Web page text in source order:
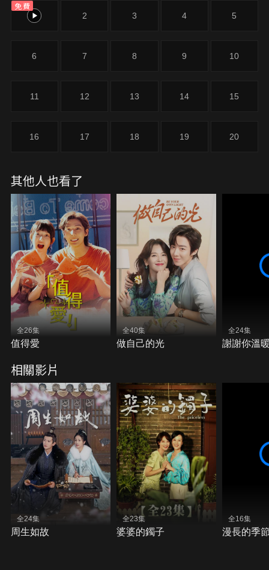
的路上偶遇一名男子，敏銳察覺到他神色異常，轉身
追了上去。男子爬上大樓天臺，果然想要輕生。劉瑕
理諮詢學術論壇。在掌聲和聚光燈下，劉瑕侃侃而
免費
1 2 3 4 5
6 7 8 9 10
11 12 13 14 15
16 17 18 19 20
其他人也看了
全26集
值得愛
全40集
做自己的光
全24集
謝謝你溫
相關影片
全24集
周生如故
全23集
婆婆的鐲子
全16集
漫長的季